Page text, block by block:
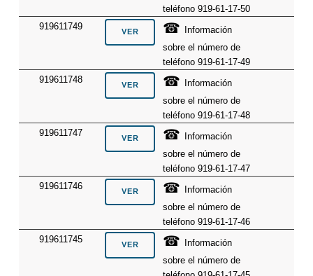
teléfono 919-61-17-50
919611749
☎
Información
sobre el número de
teléfono 919-61-17-49
919611748
☎
Información
sobre el número de
teléfono 919-61-17-48
919611747
☎
Información
sobre el número de
teléfono 919-61-17-47
919611746
☎
Información
sobre el número de
teléfono 919-61-17-46
919611745
☎
Información
sobre el número de